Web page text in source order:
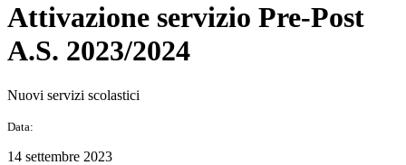
Attivazione servizio Pre-Post
A.S. 2023/2024
Nuovi servizi scolastici
Data:
14 settembre 2023